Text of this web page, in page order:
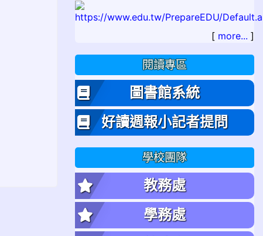
[ more... ]
閱讀專區
圖書館系統
好讀週報小記者提問
學校團隊
教務處
學務處